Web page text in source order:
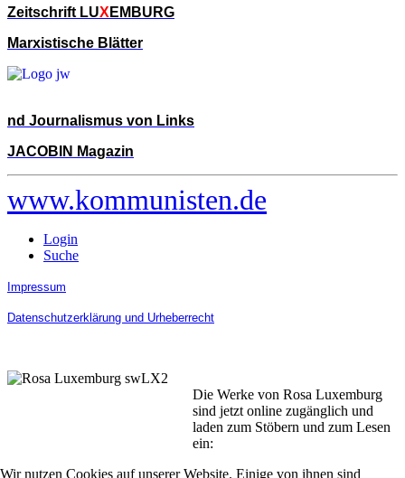
Zeitschrift LUX EMBURG
Marxistische Blätter
nd Journalismus von Links
JACOBIN Magazin
www.kommunisten.de
Login
Suche
Impressum
Datenschutzerklärung und Urheberrecht
Die Werke von Rosa Luxemburg
sind jetzt online zugänglich und
laden zum Stöbern und zum Lesen
ein:
Wir nutzen Cookies auf unserer Website. Einige von ihnen sind